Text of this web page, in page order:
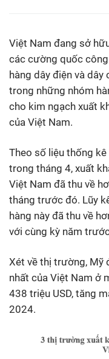
Việt Nam đang sở
các cường quốc
hàng dây điện và
trong những nhóm
cho kim ngạch xuất
của Việt Nam.
Theo số liệu thống
trong tháng 4, xuất
Việt Nam đã thu về
tháng trước đó. Lũy
hàng này đã thu về
với cùng kỳ năm
Xét về thị trường, Mỹ
nhất của Việt Nam ở
438 triệu USD, tăng
2024.